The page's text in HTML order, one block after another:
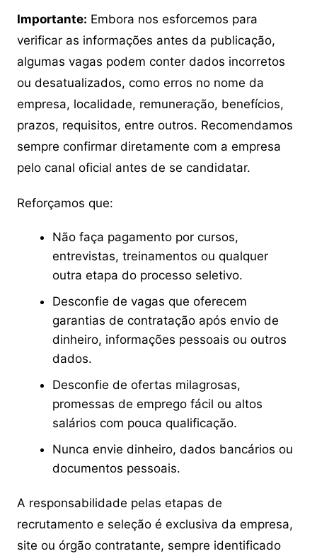
Importante: Embora nos esforcemos para
verificar as informações antes da publicação,
algumas vagas podem conter dados incorretos
ou desatualizados, como erros no nome da
empresa, localidade, remuneração, benefícios,
prazos, requisitos, entre outros. Recomendamos
sempre confirmar diretamente com a empresa
pelo canal oficial antes de se candidatar.
Reforçamos que:
Não faça pagamento por cursos,
entrevistas, treinamentos ou qualquer
outra etapa do processo seletivo.
Desconfie de vagas que oferecem
garantias de contratação após envio de
dinheiro, informações pessoais ou outros
dados.
Desconfie de ofertas milagrosas,
promessas de emprego fácil ou altos
salários com pouca qualificação.
Nunca envie dinheiro, dados bancários ou
documentos pessoais.
A responsabilidade pelas etapas de
recrutamento e seleção é exclusiva da empresa,
site ou órgão contratante, sempre identificado